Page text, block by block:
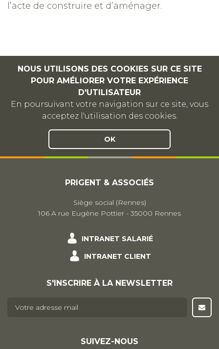
l’acte de construire et d’aménager.
NOUS UTILISONS DES COOKIES SUR CE SITE
POUR AMÉLIORER VOTRE EXPÉRIENCE
D'UTILISATEUR
En poursuivant votre navigation sur ce site, vous
acceptez l'utilisation des cookies.
OK
PRIGENT & ASSOCIÉS
Siège social (Rennes)
106 A rue Eugène Pottier - 35000 Rennes
INTRANET SALARIÉ
INTRANET CLIENT
S'INSCRIRE À LA NEWSLETTER
SUIVEZ-NOUS